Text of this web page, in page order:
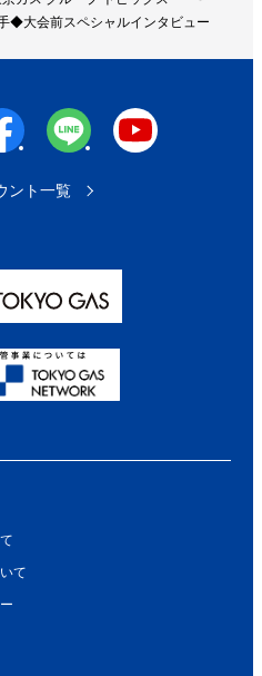
へ
◆大会前スペシャルインタビュー
て
ント一覧